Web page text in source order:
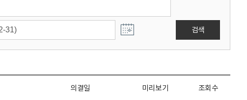
검색
의결일 미리보기 조회수